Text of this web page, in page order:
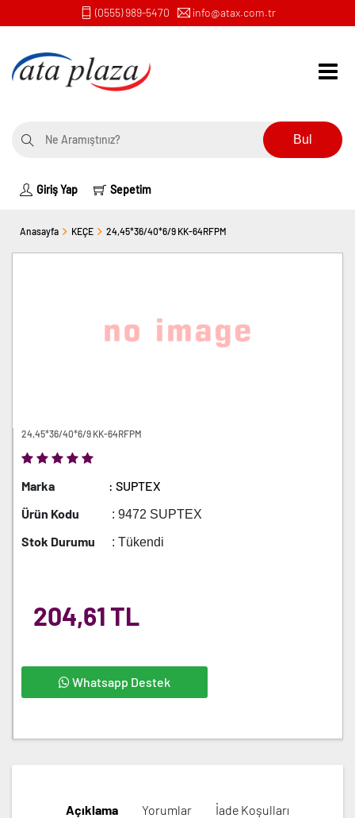
(0555) 989-5470 info@atax.com.tr
Bul
Giriş Yap Sepetim
Anasayfa KEÇE 24,45*36/40*6/9 KK-64RFPM
24,45*36/40*6/9 KK-64RFPM
Marka
: SUPTEX
Ürün Kodu
: 9472 SUPTEX
Stok Durumu : Tükendi
204,61 TL
Whatsapp Destek
Açıklama Yorumlar İade Koşulları